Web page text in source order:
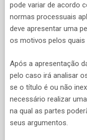
pode variar de acordo
normas processuais
deve apresentar uma
os motivos pelos quais
Após a apresentação
pelo caso irá analisar
se o título é ou não
necessário realizar
na qual as partes
seus argumentos.